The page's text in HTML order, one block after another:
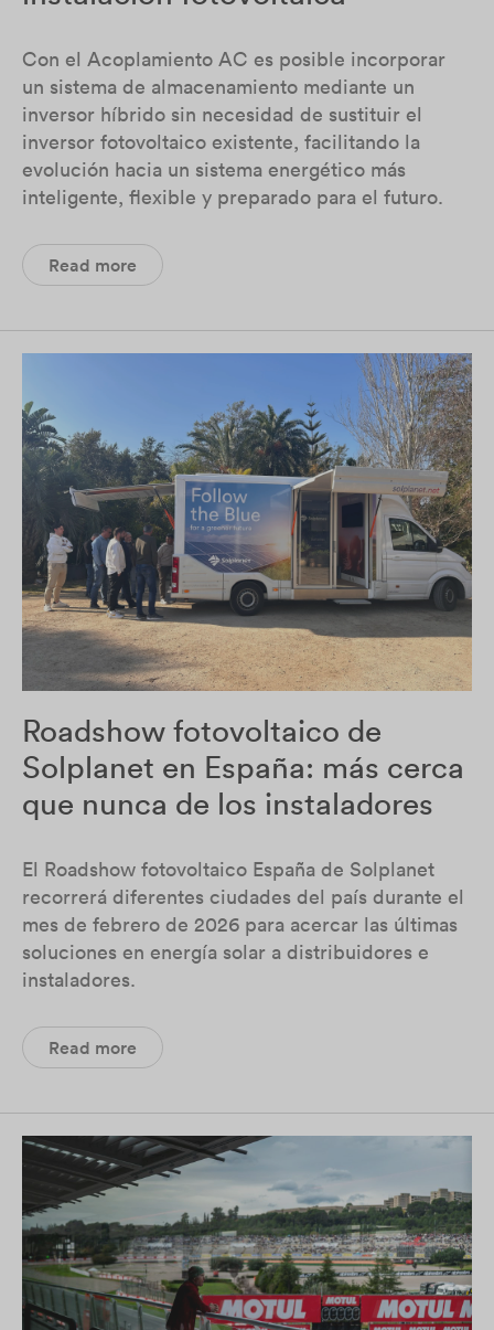
Con el Acoplamiento AC es posible incorporar
un sistema de almacenamiento mediante un
inversor híbrido sin necesidad de sustituir el
inversor fotovoltaico existente, facilitando la
evolución hacia un sistema energético más
inteligente, flexible y preparado para el futuro.
Read more
Roadshow fotovoltaico de
Solplanet en España: más cerca
que nunca de los instaladores
El Roadshow fotovoltaico España de Solplanet
recorrerá diferentes ciudades del país durante el
mes de febrero de 2026 para acercar las últimas
soluciones en energía solar a distribuidores e
instaladores.
Read more